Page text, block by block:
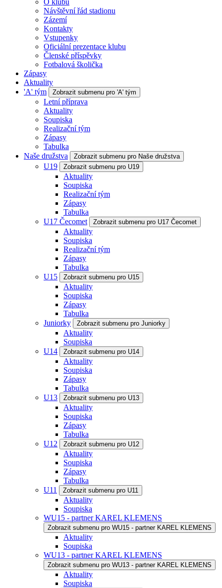
O klubu
Návštěvní řád stadionu
Zázemí
Kontakty
Vstupenky
Oficiální prezentace klubu
Členské příspěvky
Fotbalová školička
Zápasy
Aktuality
'A' tým
Zobrazit submenu pro 'A' tým
Letní příprava
Aktuality
Soupiska
Realizační tým
Zápasy
Tabulka
Naše družstva
Zobrazit submenu pro Naše družstva
U19 Zobrazit submenu pro U19
Aktuality
Soupiska
Realizační tým
Zápasy
Tabulka
U17 Čecomet
Zobrazit submenu pro U17 Čecomet
Aktuality
Soupiska
Realizační tým
Zápasy
Tabulka
U15
Zobrazit submenu pro U15
Aktuality
Soupiska
Zápasy
Tabulka
Juniorky
Zobrazit submenu pro Juniorky
Aktuality
Soupiska
U14
Zobrazit submenu pro U14
Aktuality
Soupiska
Zápasy
Tabulka
U13
Zobrazit submenu pro U13
Aktuality
Soupiska
Zápasy
Tabulka
U12
Zobrazit submenu pro U12
Aktuality
Soupiska
Zápasy
Tabulka
U11
Zobrazit submenu pro U11
Aktuality
Soupiska
WU15 - partner KAREL KLEMENS
Zobrazit submenu pro WU15 - partner KAREL KLEMENS
Aktuality
Soupiska
WU13 - partner KAREL KLEMENS
Zobrazit submenu pro WU13 - partner KAREL KLEMENS
Aktuality
Soupiska